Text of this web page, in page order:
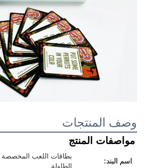
وصف المنتجات
مواصفات المنتج
اسم البند:
بطاقات اللعب المخصصة /
الطاولة